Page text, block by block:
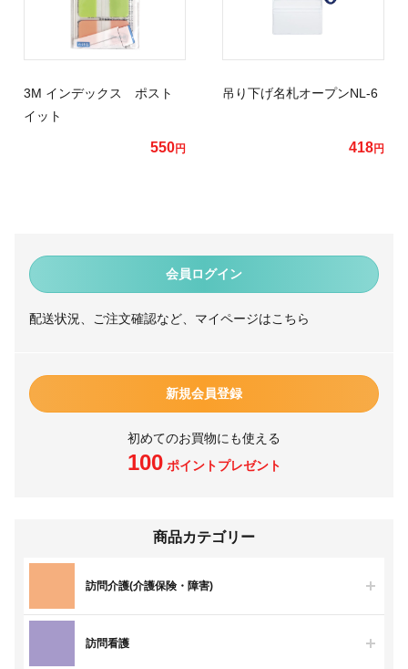
会員ログイン
配送状況、ご注文確認など、マイページはこちら
新規会員登録
初めてのお買物にも使える
100ポイントプレゼント
商品カテゴリー
訪問介護(介護保険・障害)
訪問看護
3M インデックス ポスト
イット
550円
吊り下げ名札オープンNL-6
418円